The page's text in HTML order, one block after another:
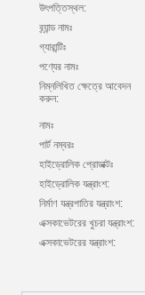
উৎপত্তিস্থল:
ব্র্যান্ড নামঃ
গ্যারান্টিঃ
পণ্যের নামঃ
নিম্নলিখিত ক্ষেত্রে আবেদন
করুন:
নামঃ
পার্ট নম্বরঃ
হাইড্রোলিক প্রোডাক্টঃ
হাইড্রোলিক যন্ত্রাংশ:
নির্মাণ যন্ত্রপাতির যন্ত্রাংশ:
এক্সকাভেটরের খুচরা যন্ত্রাংশ:
এক্সকাভেটরের যন্ত্রাংশ: